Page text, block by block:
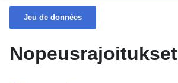
Jeu de données
Nopeusrajoitukset